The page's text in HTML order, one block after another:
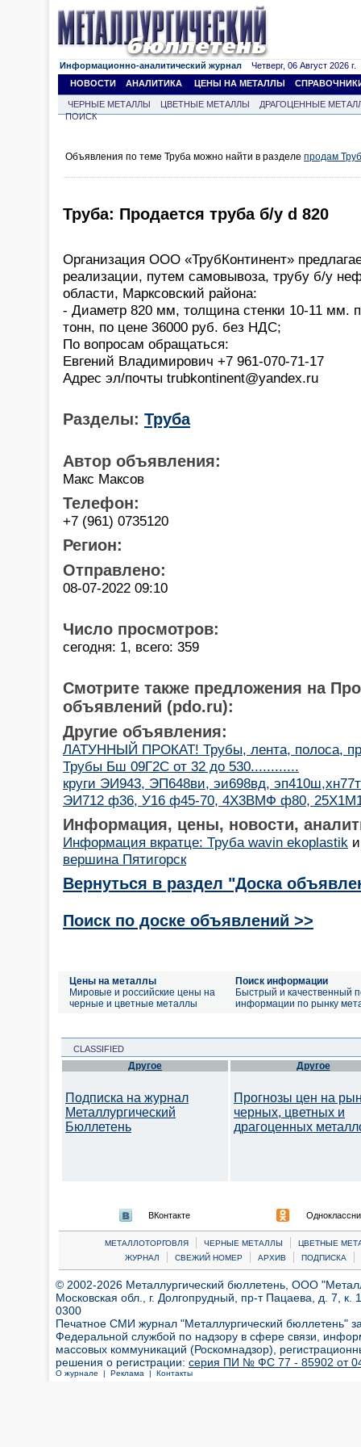
Информационно-аналитический журнал Четверг, 06 Август 2026 г.
НОВОСТИ
АНАЛИТИКА ЦЕНЫ НА МЕТАЛЛЫ
ЧЕРНЫЕ МЕТАЛЛЫ ЦВЕТНЫЕ МЕТАЛЛЫ
ДРАГОЦЕННЫЕ
ПОИСК
Объявления по теме Труба можно найти в разделе продам
Труба: Продается труба б/у d 820
Организация ООО «ТрубКонтинент»
реализации, путем самовывоза, трубу б/у
области, Марксовский района:
- Диаметр 820 мм, толщина стенки 10-11 мм.
тонн, по цене 36000 руб. без НДС;
По вопросам обращаться:
Евгений Владимирович +7 961-070-71-17
Адрес эл/почты trubkontinent@yandex.ru
Разделы: Труба
Автор объявления:
Макс Максов
Телефон:
+7 (961) 0735120
Регион:
Отправлено:
08-07-2022 09:10
Число просмотров:
сегодня: 1, всего: 359
Смотрите также предложения на
объявлений (pdo.ru):
Другие объявления:
ЛАТУННЫЙ ПРОКАТ! Трубы, лента, полоса,
Трубы Бш 09Г2С от 32 до 530............
круги ЭИ943, ЭП648ви, эи698вд,
ЭИ712 ф36, У16 ф45-70, 4Х3ВМФ ф80,
Информация, цены, новости,
Информация вкратце: Труба wavin ekoplastik
вершина Пятигорск
Вернуться в раздел "Доска
Поиск по доске объявлений >>
Цены на металлы
Мировые и российские цены на
черные и цветные металлы
Поиск информации
Быстрый и качественный
информации по рынку
CLASSIFIED
Другое
Подписка на журнал
Металлургический
Бюллетень
Другое
Прогнозы цен на
черных, цветных и
драгоценных
ВКонтакте
МЕТАЛЛОТОРГОВЛЯ | ЧЕРНЫЕ МЕТАЛЛЫ |
ЦВЕТНЫЕ
ЖУРНАЛ
| СВЕЖИЙ НОМЕР | АРХИВ | ПОДПИСКА |
© 2002-2026 Металлургический бюллетень, ООО
Московская обл., г. Долгопрудный, пр-т Пацаева, д. 7,
0300
Печатное СМИ журнал "Металлургический бюллетень"
Федеральной службой по надзору в сфере связи,
массовых коммуникаций (Роскомнадзор),
решения о регистрации: серия ПИ № ФС 77 - 85902 от 04
О журнале | Реклама | Контакты